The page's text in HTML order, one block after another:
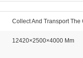
Collect And Transport The
12420×2500×4000 Mm